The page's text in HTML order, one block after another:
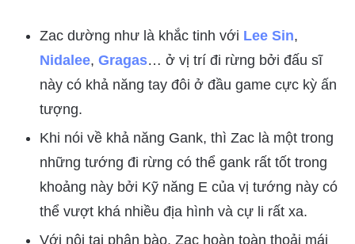
Zac dường như là khắc tinh với Lee Sin,
Nidalee, Gragas… ở vị trí đi rừng bởi đấu sĩ
này có khả năng tay đôi ở đầu game cực kỳ ấn
tượng.
Khi nói về khả năng Gank, thì Zac là một trong
những tướng đi rừng có thể gank rất tốt trong
khoảng này bởi Kỹ năng E của vị tướng này có
thể vượt khá nhiều địa hình và cự li rất xa.
Với nội tại phân bào, Zac hoàn toàn thoải mái